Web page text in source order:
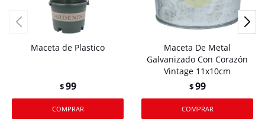
Maceta de Plastico
$99
Maceta De Metal
Galvanizado Con Corazón
Vintage 11x10cm
$99